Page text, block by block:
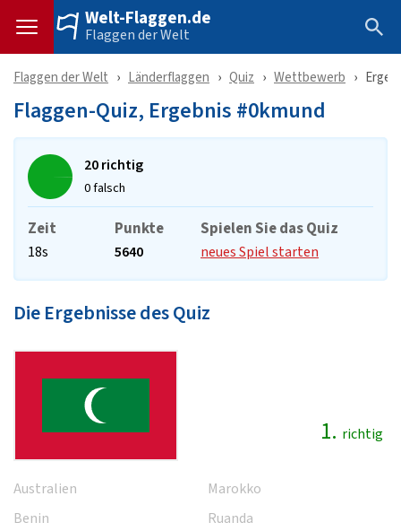
Welt-Flaggen.de
Flaggen der Welt
Flaggen der Welt Länderflaggen Quiz Wettbewerb
Flaggen-Quiz, Ergebnis #0kmund
20 richtig
0 falsch
Zeit
18s
Punkte
5640
Spielen Sie das Quiz
neues Spiel starten
Die Ergebnisse des Quiz
1. richtig
Australien
Benin
Marokko
Ruanda